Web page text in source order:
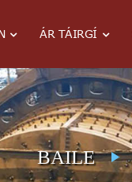
ÁR TÁIRGÍ
BAILE